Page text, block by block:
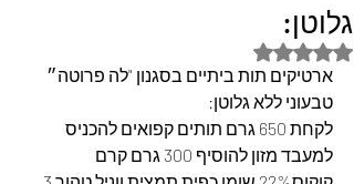
גלוטן:
דירוג של NaN מתוך 5 כוכבים
ארטיקים תות ביתיים בסגנון "לה פרוטה״
טבעוני ללא גלוטן:
לקחת 650 גרם תותים קפואים להכניס
למעבד מזון להוסיף 300 גרם קרם